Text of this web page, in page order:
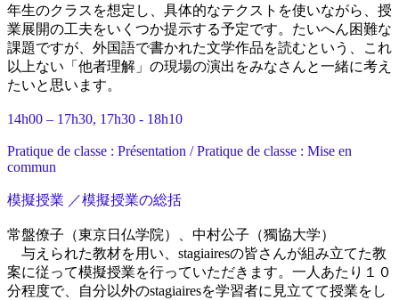
年生のクラスを想定し、具体的なテクストを使いながら、授
業展開の工夫をいくつか提示する予定です。たいへん困難な
課題ですが、外国語で書かれた文学作品を読むという、これ
以上ない「他者理解」の現場の演出をみなさんと一緒に考え
たいと思います。
14h00 – 17h30, 17h30 - 18h10
Pratique de classe : Présentation / Pratique de classe : Mise en
commun
模擬授業 ／模擬授業の総括
常盤僚子（東京日仏学院）、中村公子（獨協大学）
与えられた教材を用い、stagiairesの皆さんが組み立てた教
案に従って模擬授業を行っていただきます。一人あたり１０
分程度で、自分以外のstagiairesを学習者に見立てて授業をし